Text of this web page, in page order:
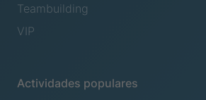
Teambuilding
VIP
Actividades populares